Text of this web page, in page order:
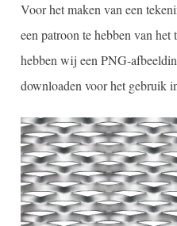
Voor het maken van een
een patroon te hebben van
hebben wij een PNG-
downloaden voor het gebruik